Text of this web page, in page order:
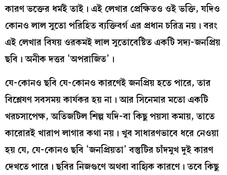
কারণ ভক্তের ধর্মই তাই। এই লেখার প্রেক্ষিতও ওই ভক্তি, যদিও
কোনও লাল সুতো পরিহিত ব্যক্তিবর্গ এর প্রধান চরিত্র নয়। বরং
এই লেখার বিষয় ওরকমই লাল সুতোবেষ্টিত একটি সদ্য-জনপ্রিয়
ছবি। অনীক দত্তর ‘অপরাজিত’।
যে-কোনও ছবি যে-কোনও কারণেই জনপ্রিয় হতে পারে, তার
বিশ্লেষণ সবসময় কার্যকর হয় না। আর সিনেমার মতো একটি
খরচসাপেক্ষ, অতিজটিল শিল্প যদি-বা কিছু পয়সা কমায়, তাতে
কারোরই খারাপ লাগার কথা নয়। খুব সাধারণভাবে ধরে নেওয়া
হয় যে, যে-কোনও ছবি ‘জনপ্রিয়তা’ বস্তুটির চাঁদমুখ দুই কারণ
দেখতে পারে। ছবির নিজগুণে অথবা বাহ্যিক কারণে। তবে কিছু